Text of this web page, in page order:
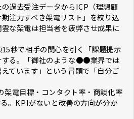
の過去受注データからICP（理想顧
注力すべき架電リスト」を絞り込
な架電は担当者を疲弊させ成果に
15秒で相手の関心を引く「課題提示
する。「御社のような●●業界では
ています」という冒頭で「自分ご
架電目標・コンタクト率・商談化率
。KPIがないと改善の方向が分か